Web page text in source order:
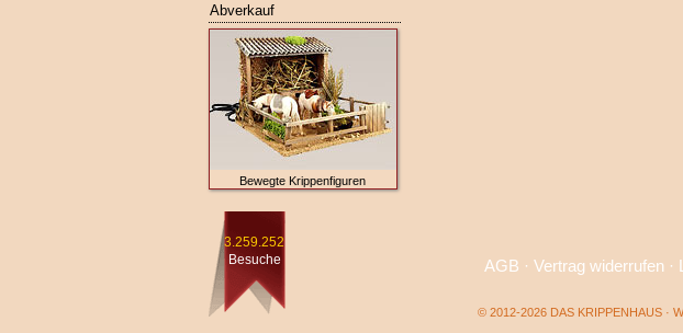
Abverkauf
Bewegte Krippenfiguren
3.259.252
Besuche
AGB · Vertrag widerrufen ·
© 2012-2026 DAS KRIPPENHAUS ·